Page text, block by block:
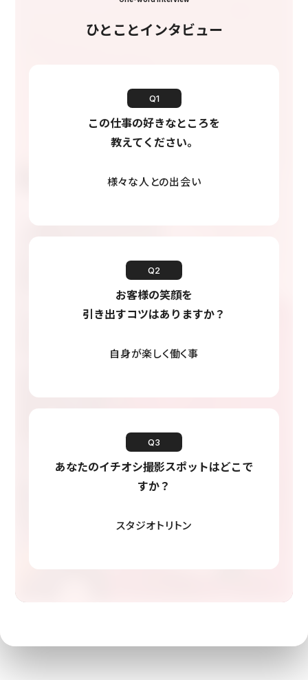
ひとことインタビュー
Q1
この仕事の好きなところを
教えてください。
様々な人との出会い
Q2
お客様の笑顔を
引き出すコツはありますか？
自身が楽しく働く事
Q3
あなたのイチオシ撮影スポットはどこで
すか？
スタジオトリトン